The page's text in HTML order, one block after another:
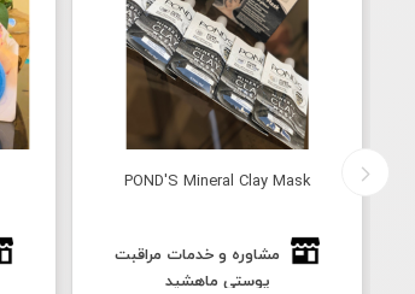
POND'S Mineral Clay Mask
مشاوره و خدمات مراقبت
پوستی ماهشید